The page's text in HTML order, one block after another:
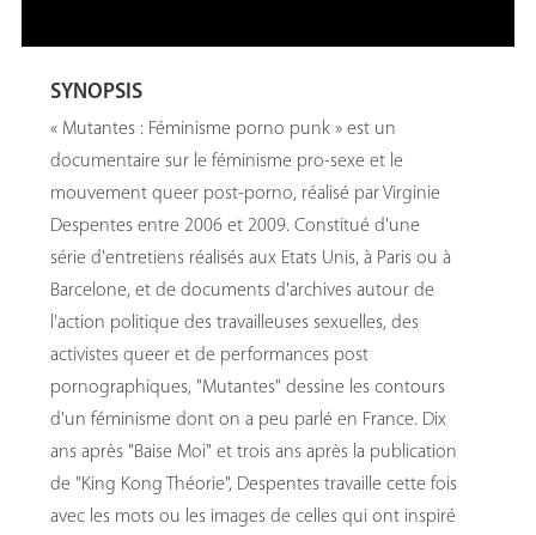
SYNOPSIS
« Mutantes : Féminisme porno punk » est un
documentaire sur le féminisme pro-sexe et le
mouvement queer post-porno, réalisé par Virginie
Despentes entre 2006 et 2009. Constitué d'une
série d'entretiens réalisés aux Etats Unis, à Paris ou à
Barcelone, et de documents d'archives autour de
l'action politique des travailleuses sexuelles, des
activistes queer et de performances post
pornographiques, "Mutantes" dessine les contours
d'un féminisme dont on a peu parlé en France. Dix
ans après "Baise Moi" et trois ans après la publication
de "King Kong Théorie", Despentes travaille cette fois
avec les mots ou les images de celles qui ont inspiré